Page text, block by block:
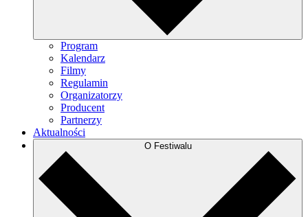
Program
Kalendarz
Filmy
Regulamin
Organizatorzy
Producent
Partnerzy
Aktualności
O Festiwalu